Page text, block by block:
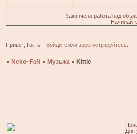
Закончена работа над
Привет, Гость! Войдитеили зарегистрируйтесь.
» Neko~FaN » Музыка » Kittie
Для